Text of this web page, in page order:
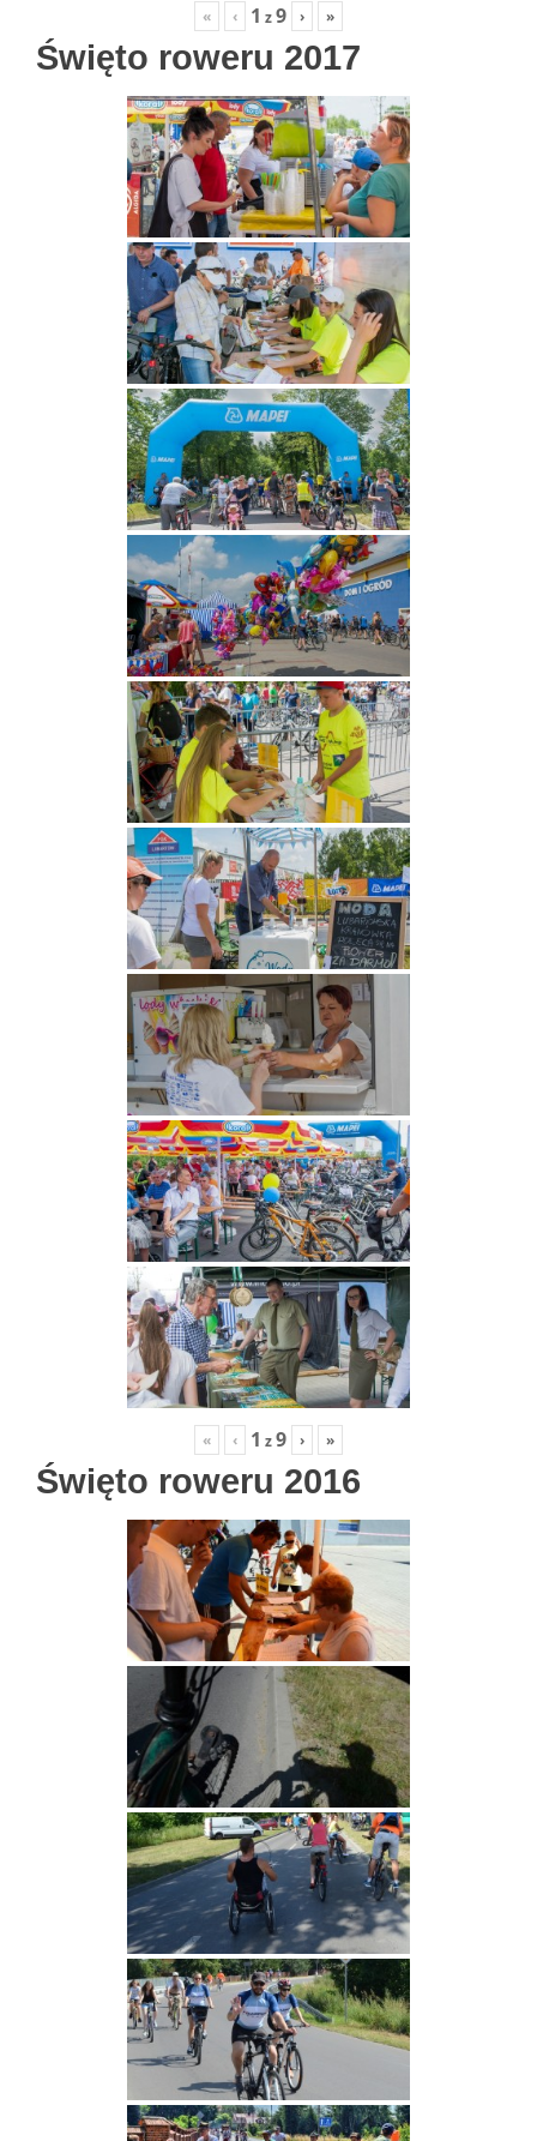
« ‹ 1 z9 › »
Święto roweru 2017
« ‹ 1 z9 › »
Święto roweru 2016